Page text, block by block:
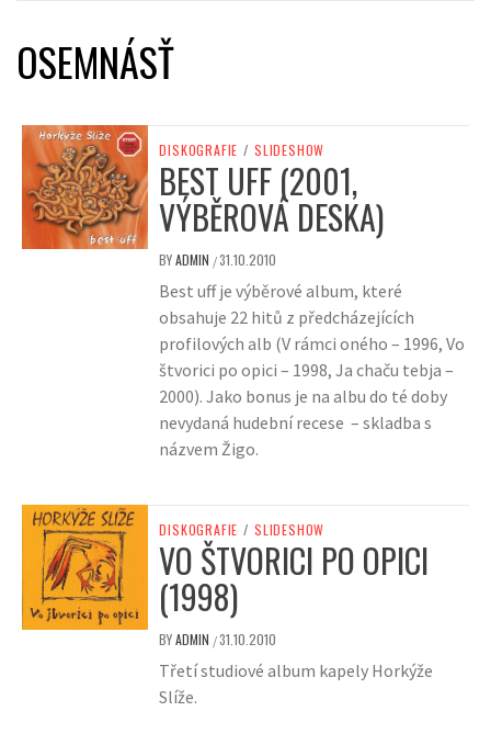
OSEMNÁSŤ
DISKOGRAFIE / SLIDESHOW
BEST UFF (2001,
VÝBĚROVÁ DESKA)
BYADMIN /31.10.2010
Best uff je výběrové album, které
obsahuje 22 hitů z předcházejících
profilových alb (V rámci oného – 1996, Vo
štvorici po opici – 1998, Ja chaču tebja –
2000). Jako bonus je na albu do té doby
nevydaná hudební recese – skladba s
názvem Žigo.
DISKOGRAFIE / SLIDESHOW
VO ŠTVORICI PO OPICI
(1998)
BYADMIN /31.10.2010
Třetí studiové album kapely Horkýže
Slíže.